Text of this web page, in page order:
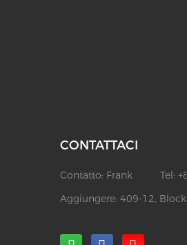
CONTATTACI
Contatto: Frank Tel:
Aggiungere: 409-12,